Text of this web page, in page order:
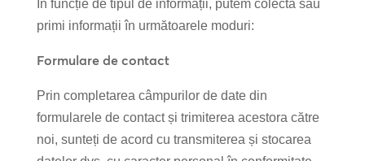
În funcție de tipul de informații, putem colecta sau
primi informații în următoarele moduri:
Formulare de contact
Prin completarea câmpurilor de date din
formularele de contact și trimiterea acestora către
noi, sunteți de acord cu transmiterea și stocarea